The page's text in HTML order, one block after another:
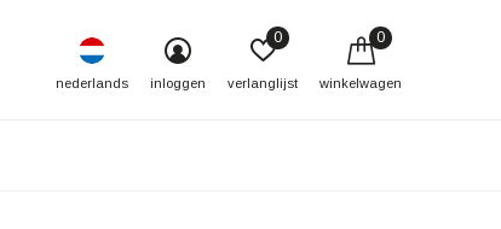
nederlands inloggen verlanglijst
0
winkelwagen
0